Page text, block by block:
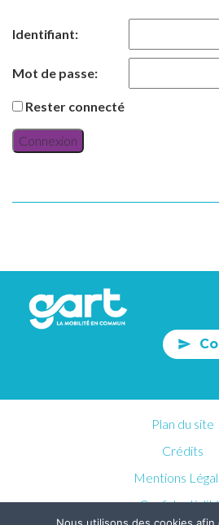
Identifiant:
Mot de passe:
Rester connecté
Connexion
Plan du site
Crédits
Mentions